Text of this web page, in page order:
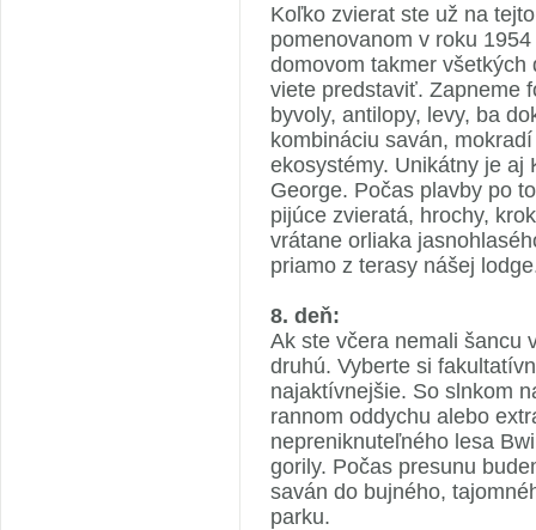
Koľko zvierat ste už na
pomenovanom v roku
domovom takmer
viete predstaviť. Zapneme
byvoly, antilopy, levy, ba
kombináciu saván,
ekosystémy. Unikátny je aj
George. Počas plavby po
pijúce zvieratá, hrochy,
vrátane orliaka
priamo z terasy nášej
8. deň:
Ak ste včera nemali šancu
druhú. Vyberte si
najaktívnejšie. So slnkom
rannom oddychu alebo
nepreniknuteľného lesa
gorily. Počas presunu
saván do bujného,
parku.